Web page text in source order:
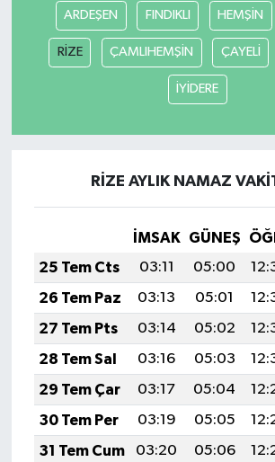
ARDEŞEN FINDIKLI HEMŞİN
RİZE ÇAMLIHEMŞİN ÇAYELİ
İYİDERE
RİZE AYLIK NAMAZ
İMSAK GÜNEŞ
25 Tem Cts
03:11 05:00
26 Tem Paz
03:13 05:01
27 Tem Pts
03:14 05:02
28 Tem Sal
03:16 05:03
29 Tem Çar
03:17 05:04
30 Tem Per
03:19 05:05
31 Tem Cum
03:20 05:06